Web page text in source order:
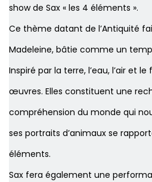
show de Sax « les 4 éléments ».
Ce thème datant de l’Antiquité
Madeleine, bâtie comme un
Inspiré par la terre, l’eau, l’air et
œuvres. Elles constituent une
compréhension du monde qui
ses portraits d’animaux se
éléments.
Sax fera également une